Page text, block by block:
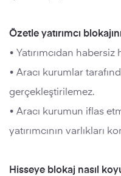
Özetle yatırımcı
• Yatırımcıdan
• Aracı kurumlar
gerçekleştirilemez.
• Aracı kurumun iflas
yatırımcının varlıkları
Hisseye blokaj nasıl